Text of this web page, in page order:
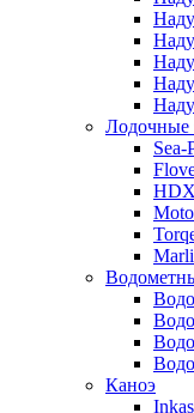
Лодочные
Sea-
HDX
Каноэ
Inkas